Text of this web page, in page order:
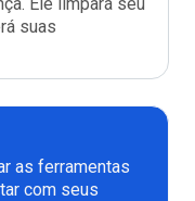
suas
as ferramentas
com seus